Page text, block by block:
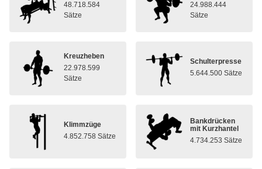
48.718.584
Sätze
24.988.444
Sätze
Kreuzheben
22.978.599
Sätze
Schulterpresse
5.644.500 Sätze
Klimmzüge
4.852.758 Sätze
Bankdrücken
mit Kurzhantel
4.734.253 Sätze